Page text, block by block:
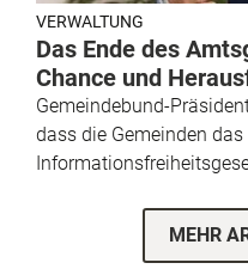
VERWALTUNG
Das Ende des
Chance und
Gemeindebund-
dass die Gemeinden das
MEHR